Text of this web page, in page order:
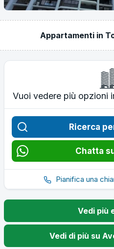
Appartamenti in
Vuoi vedere più opzioni
Ricerca
Chatta
Pianifica una
Vedi più
Vedi di più su